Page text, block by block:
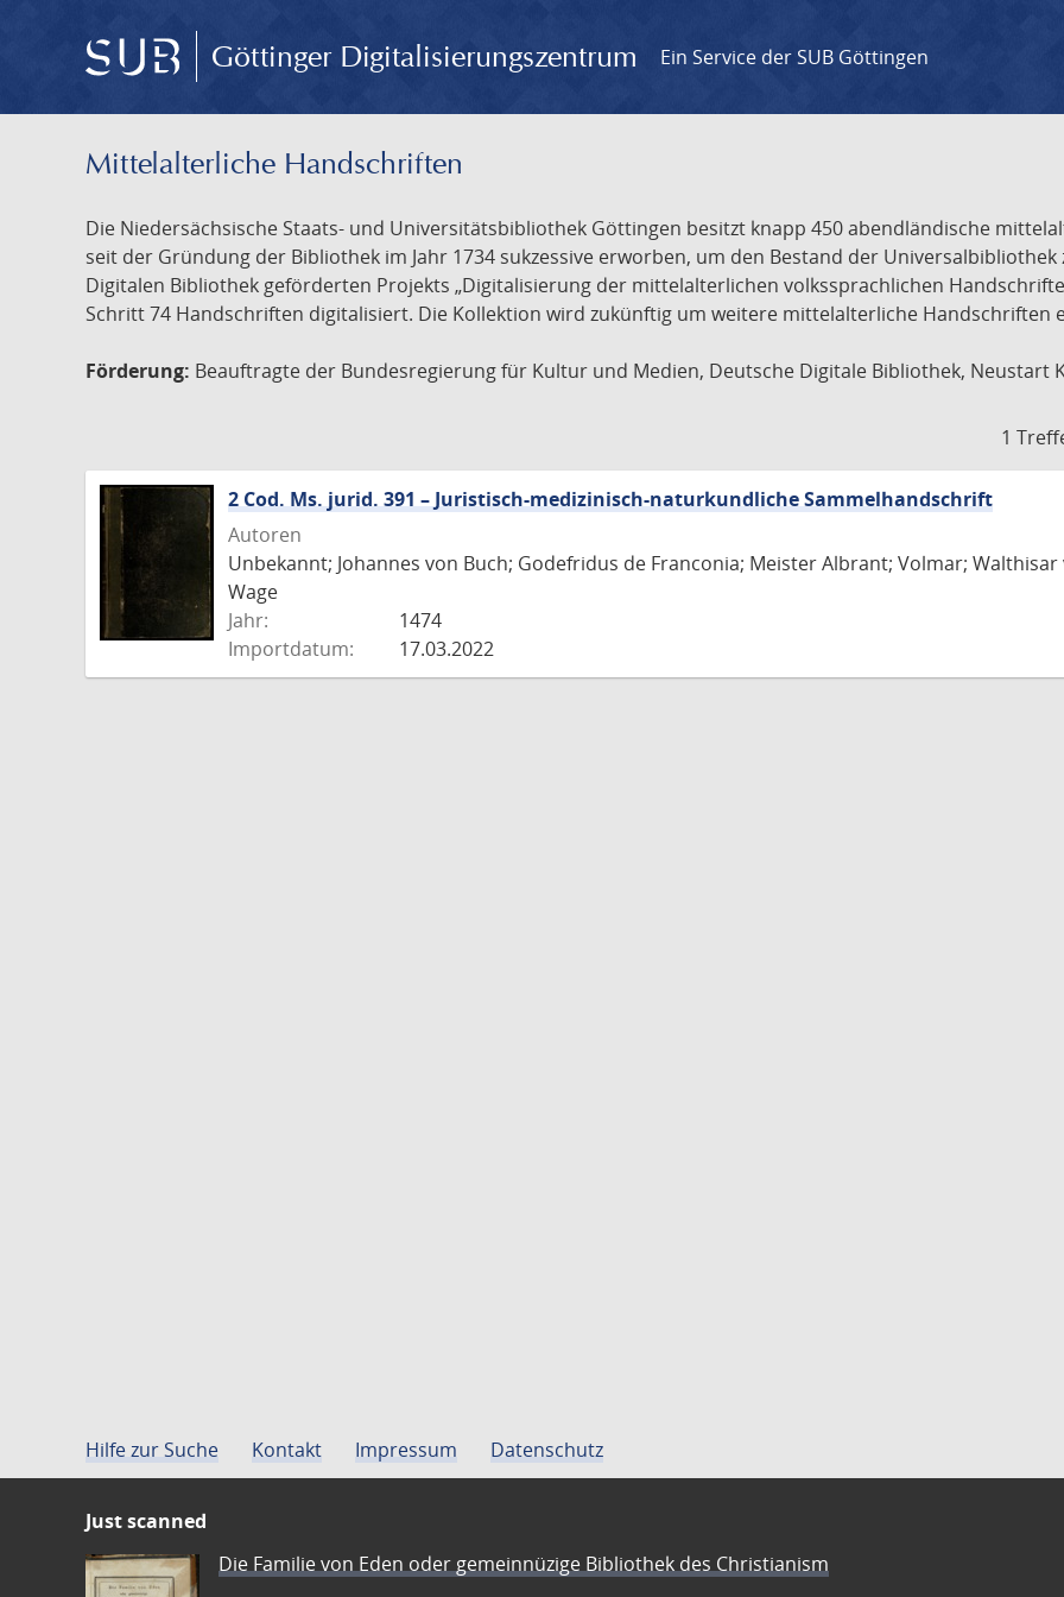
Göttinger Digitalisierungszentrum Ein Service der SUB Göttingen
Mittelalterliche Handschriften
Die Niedersächsische Staats- und Universitätsbibliothek Göttingen besitzt knapp 450 abendländische
seit der Gründung der Bibliothek im Jahr 1734 sukzessive erworben, um den Bestand der
Digitalen Bibliothek geförderten Projekts „Digitalisierung der mittelalterlichen volkssprachlichen
Schritt 74 Handschriften digitalisiert. Die Kollektion wird zukünftig um weitere mittelalterliche Handschriften
Förderung: Beauftragte der Bundesregierung für Kultur und Medien, Deutsche Digitale Bibliothek, Neustart
1
2 Cod. Ms. jurid. 391 – Juristisch-medizinisch-naturkundliche Sammelhandschrift
Autoren
Unbekannt; Johannes von Buch; Godefridus de Franconia; Meister Albrant; Volmar;
Wage
Jahr:
1474
Importdatum:
17.03.2022
Hilfe zur Suche Kontakt Impressum Datenschutz
Just scanned
Die Familie von Eden oder gemeinnüzige Bibliothek des Christianism